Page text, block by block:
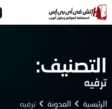
Skip
to
التصنيف:
ترفيه
الرئيسية المدونة ترفيه